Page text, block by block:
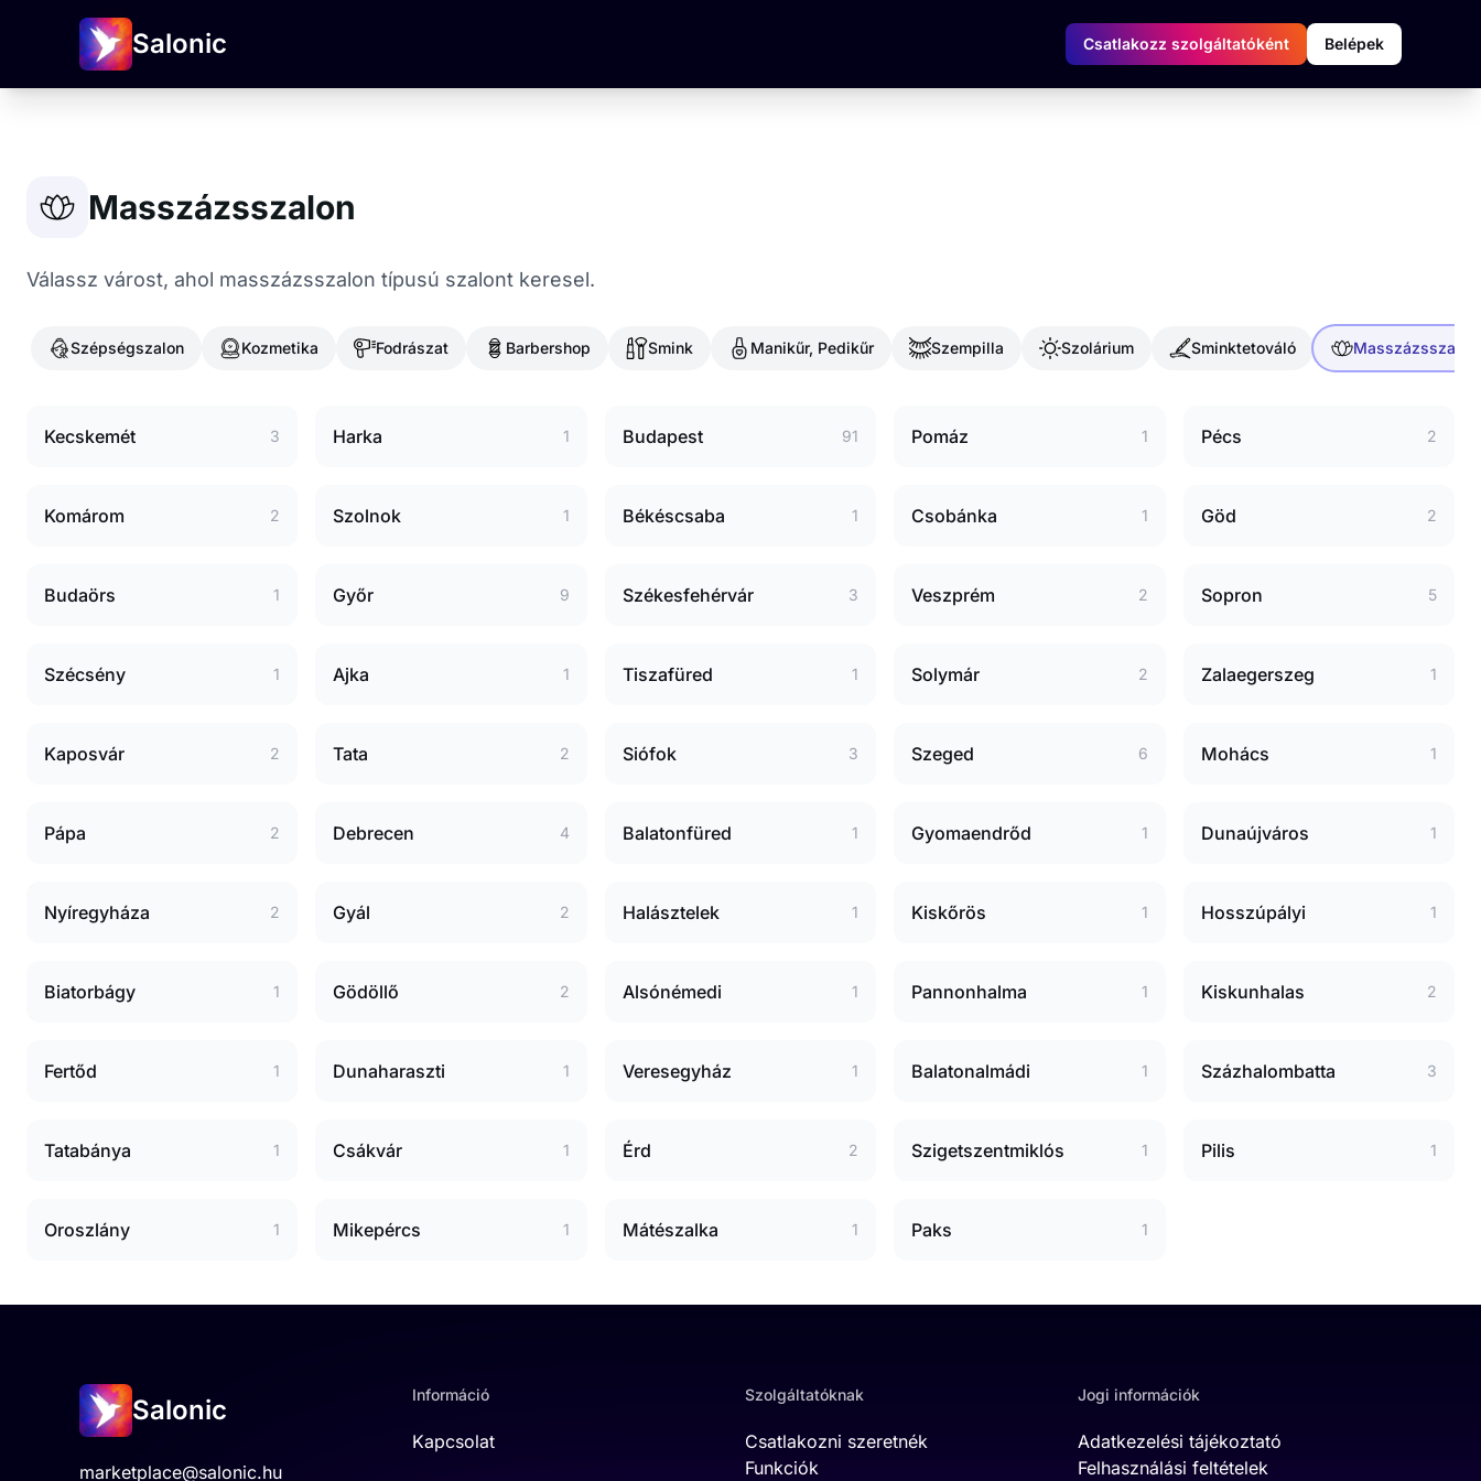
Salonic Csatlakozz szolgáltatóként Belépek
Masszázsszalon
Válassz várost, ahol masszázsszalon típusú szalont keresel.
Szépségszalon Kozmetika Fodrászat Barbershop Smink Manikűr, Pedikűr Szempilla Szolárium Sminktetováló Masszázsszalon
Kecskemét 3 Harka 1 Budapest 91 Pomáz 1 Pécs 2
Komárom 2 Szolnok 1 Békéscsaba 1 Csobánka 1 Göd 2
Budaörs 1 Győr 9 Székesfehérvár 3 Veszprém 2 Sopron 5
Szécsény 1 Ajka 1 Tiszafüred 1 Solymár 2 Zalaegerszeg 1
Kaposvár 2 Tata 2 Siófok 3 Szeged 6 Mohács 1
Pápa 2 Debrecen 4 Balatonfüred 1 Gyomaendrőd 1 Dunaújváros 1
Nyíregyháza 2 Gyál 2 Halásztelek 1 Kiskőrös 1 Hosszúpályi 1
Biatorbágy 1 Gödöllő 2 Alsónémedi 1 Pannonhalma 1 Kiskunhalas 2
Fertőd 1 Dunaharaszti 1 Veresegyház 1 Balatonalmádi 1 Százhalombatta 3
Tatabánya 1 Csákvár 1 Érd 2 Szigetszentmiklós 1 Pilis 1
Oroszlány 1 Mikepércs 1 Mátészalka 1 Paks 1
Salonic
marketplace@salonic.hu
Információ
Kapcsolat
Szolgáltatóknak
Csatlakozni szeretnék
Funkciók
Jogi információk
Adatkezelési tájékoztató
Felhasználási feltételek